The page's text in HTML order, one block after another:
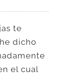
te
dicho
el cual